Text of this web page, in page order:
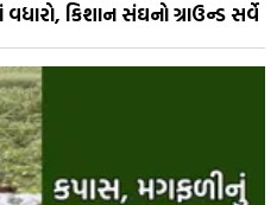
કિશાન સંઘનો ગ્રાઉન્ડ સર્વે